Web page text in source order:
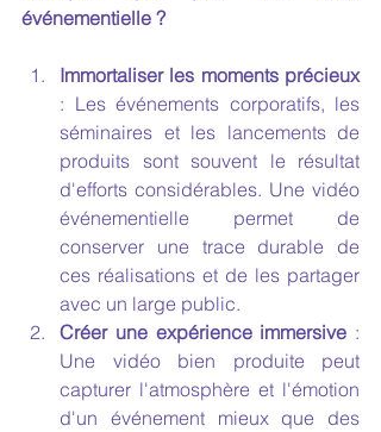
événementielle ?
Immortaliser les moments précieux
: Les événements corporatifs, les
séminaires et les lancements de
produits sont souvent le résultat
d'efforts considérables. Une vidéo
événementielle permet de
conserver une trace durable de
ces réalisations et de les partager
avec un large public.
Créer une expérience immersive :
Une vidéo bien produite peut
capturer l'atmosphère et l'émotion
d'un événement mieux que des